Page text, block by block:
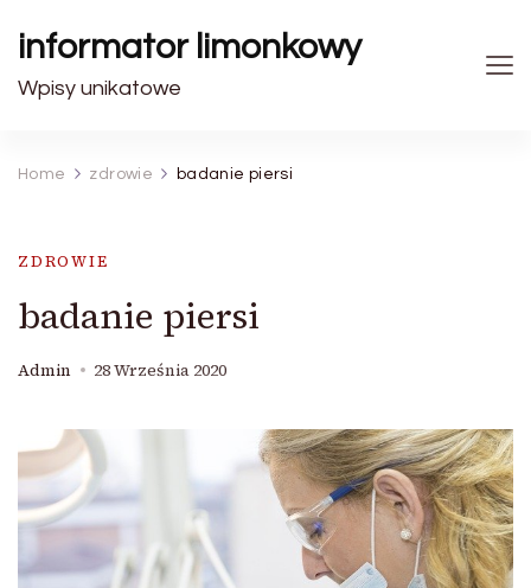
informator limonkowy
Wpisy unikatowe
Home zdrowie badanie piersi
ZDROWIE
badanie piersi
Admin 28 Września 2020